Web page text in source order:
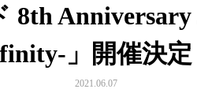
8th
」開催決定
2021.06.07